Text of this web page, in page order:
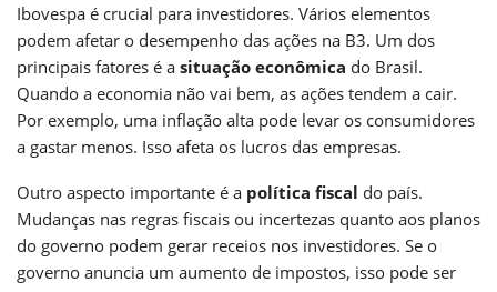
Ibovespa é crucial para investidores. Vários elementos
podem afetar o desempenho das ações na B3. Um dos
principais fatores é a situação econômica do Brasil.
Quando a economia não vai bem, as ações tendem a cair.
Por exemplo, uma inflação alta pode levar os consumidores
a gastar menos. Isso afeta os lucros das empresas.
Outro aspecto importante é a política fiscal do país.
Mudanças nas regras fiscais ou incertezas quanto aos planos
do governo podem gerar receios nos investidores. Se o
governo anuncia um aumento de impostos, isso pode ser